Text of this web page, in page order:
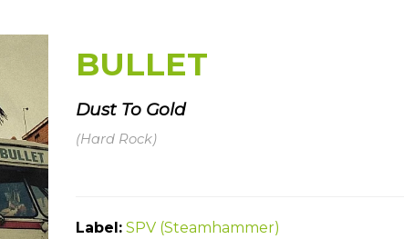
BULLET
Dust To Gold
(Hard Rock)
Label: SPV (Steamhammer)